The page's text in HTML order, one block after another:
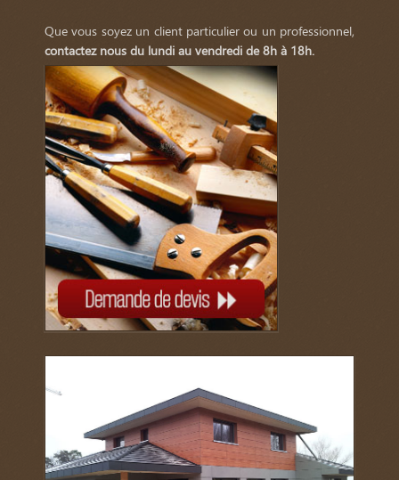
Que vous soyez un client particulier ou un professionnel,
contactez nous du lundi au vendredi de 8h à 18h.